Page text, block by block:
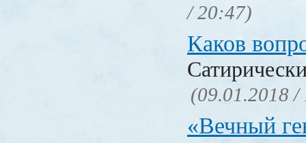
/ 20:47)
Каков
(09.01.2018 /
«Вечный